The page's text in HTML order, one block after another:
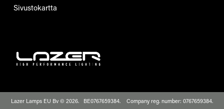
Sivustokartta
Lazer Lamps EU Bv © 2026. BE0767659384. Company reg. number: 0767659384.